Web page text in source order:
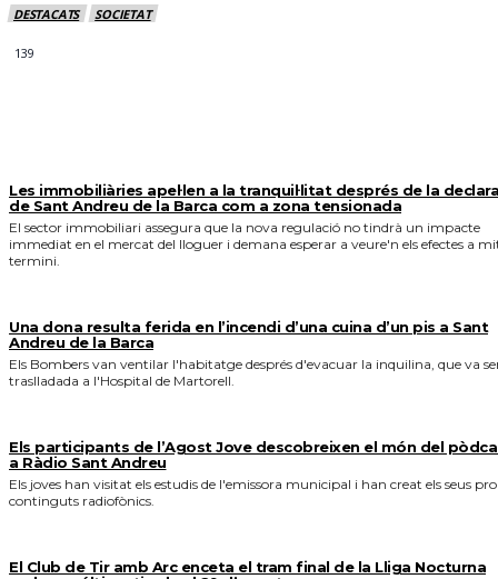
DESTACATS SOCIETAT
139
Les immobiliàries apel·len a la tranquil·litat després de la
de Sant Andreu de la Barca com a zona tensionada
El sector immobiliari assegura que la nova regulació no tindrà un impacte
immediat en el mercat del lloguer i demana esperar a veure'n els efectes a
termini.
Una dona resulta ferida en l’incendi d’una cuina d’un pis a Sant
Andreu de la Barca
Els Bombers van ventilar l'habitatge després d'evacuar la inquilina, que va
traslladada a l'Hospital de Martorell.
Els participants de l’Agost Jove descobreixen el món del
a Ràdio Sant Andreu
Els joves han visitat els estudis de l'emissora municipal i han creat els seus
continguts radiofònics.
El Club de Tir amb Arc enceta el tram final de la Lliga Nocturna